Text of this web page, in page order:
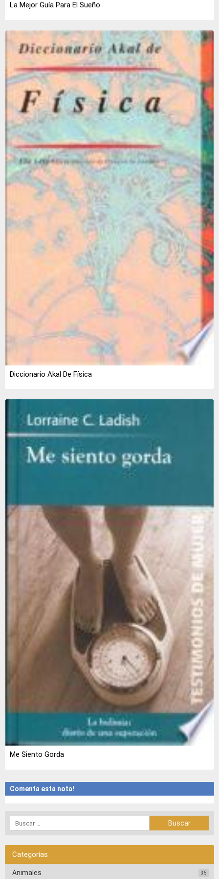
La Mejor Guía Para El Sueño
Diccionario Akal De Física
Me Siento Gorda
Comenta esta nota!
Categorías
Animales 35